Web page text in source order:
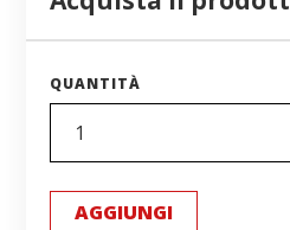
QUANTITÀ
AGGIUNGI